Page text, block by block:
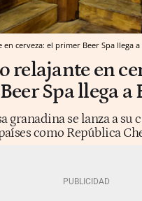
cerveza: el primer Beer Spa llega a
relajante en
Spa llega a
granadina se lanza a su
como República